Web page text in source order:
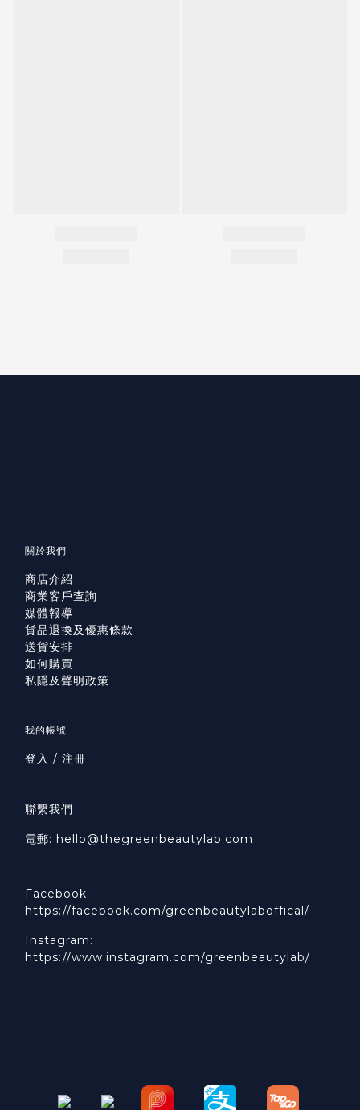
關於我們
商店介紹
商業客戶查詢
媒體報導
貨品退換及優惠條款
送貨安排
如何購買
私隱及聲明政策
我的帳號
登入 / 注冊
聯繫我們
電郵: hello@thegreenbeautylab.com
Facebook:
https://facebook.com/greenbeautylaboffical/
Instagram:
https://www.instagram.com/greenbeautylab/